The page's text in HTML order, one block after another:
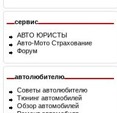
сервис
АВТО ЮРИСТЫ
Авто-Мото Страхование
Форум
автолюбителю
Советы автолюбителю
Тюнинг автомобилей
Обзор автомобилей